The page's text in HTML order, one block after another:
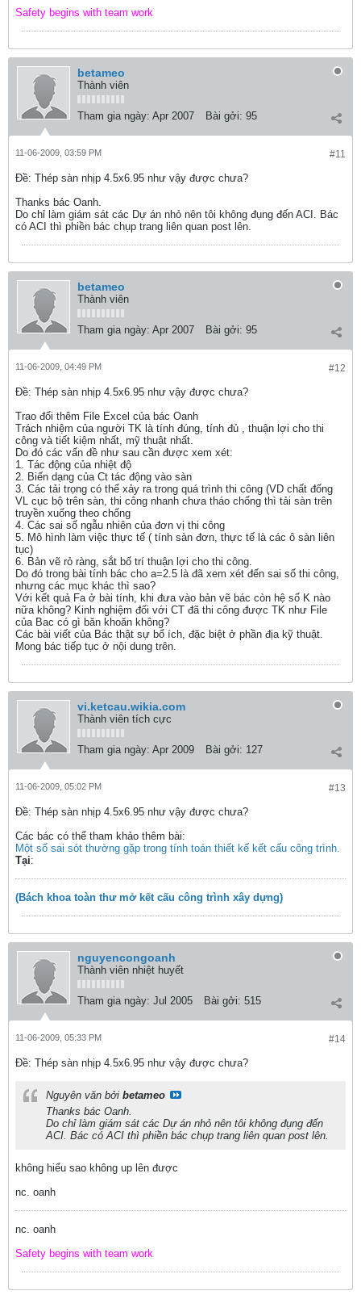
Safety begins with team work
betameo
Thành viên
Tham gia ngày: Apr 2007 Bài gởi: 95
#11
11-06-2009, 03:59 PM
Ðề: Thép sàn nhịp 4.5x6.95 như vậy được chưa?
Thanks bác Oanh.
Do chỉ làm giám sát các Dự án nhỏ nên tôi không đụng đến ACI. Bác
có ACI thì phiền bác chụp trang liên quan post lên.
betameo
Thành viên
Tham gia ngày: Apr 2007 Bài gởi: 95
#12
11-06-2009, 04:49 PM
Ðề: Thép sàn nhịp 4.5x6.95 như vậy được chưa?
Trao đổi thêm File Excel của bác Oanh
Trách nhiệm của người TK là tính đúng, tính đủ , thuận lợi cho thi
công và tiết kiệm nhất, mỹ thuật nhất.
Do đó các vấn đề như sau cần được xem xét:
1. Tác động của nhiệt độ
2. Biến dạng của Ct tác động vào sàn
3. Các tải trọng có thể xảy ra trong quá trình thi công (VD chất đống
VL cục bộ trên sàn, thi công nhanh chưa tháo chống thì tải sàn trên
truyền xuống theo chống
4. Các sai số ngẫu nhiên của đơn vị thi công
5. Mô hình làm việc thực tế ( tính sàn đơn, thực tế là các ô sàn liên
tục)
6. Bản vẽ rỏ ràng, sắt bố trí thuận lợi cho thi công.
Do đó trong bài tính bác cho a=2.5 là đã xem xét đến sai số thi công,
nhưng các mục khác thì sao?
Với kết quả Fa ở bài tính, khi đưa vào bản vẽ bác còn hệ số K nào
nữa không? Kinh nghiệm đối với CT đã thi công được TK như File
của Bac có gì băn khoăn không?
Các bài viết của Bác thật sự bổ ích, đặc biệt ở phần địa kỹ thuật.
Mong bác tiếp tục ở nội dung trên.
vi.ketcau.wikia.com
Thành viên tích cực
Tham gia ngày: Apr 2009 Bài gởi: 127
#13
11-06-2009, 05:02 PM
Ðề: Thép sàn nhịp 4.5x6.95 như vậy được chưa?
Các bác có thể tham khảo thêm bài:
Một số sai sót thường gặp trong tính toán thiết kế kết cấu công trình.
Tại:
(Bách khoa toàn thư mở kết cấu công trình xây dựng)
nguyencongoanh
Thành viên nhiệt huyết
Tham gia ngày: Jul 2005 Bài gởi: 515
#14
11-06-2009, 05:33 PM
Ðề: Thép sàn nhịp 4.5x6.95 như vậy được chưa?
Nguyên văn bởi betameo
Thanks bác Oanh.
Do chỉ làm giám sát các Dự án nhỏ nên tôi không đụng đến
ACI. Bác có ACI thì phiền bác chụp trang liên quan post lên.
không hiểu sao không up lên được
nc. oanh
nc. oanh
Safety begins with team work